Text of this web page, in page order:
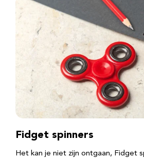
Fidget spinners
Het kan je niet zijn ontgaan, Fidget